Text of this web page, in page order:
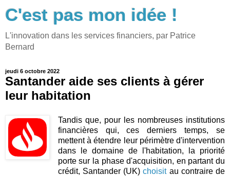
C'est pas mon idée !
L'innovation dans les services financiers, par Patrice
Bernard
jeudi 6 octobre 2022
Santander aide ses clients à gérer
leur habitation
Tandis que, pour les nombreuses institutions
financières qui, ces derniers temps, se
mettent à étendre leur périmètre d'intervention
dans le domaine de l'habitation, la priorité
porte sur la phase d'acquisition, en partant du
crédit, Santander (UK)choisitau contraire de